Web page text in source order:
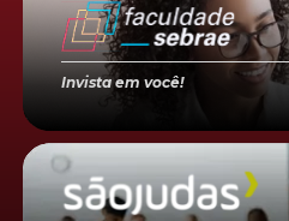
Invista em você!